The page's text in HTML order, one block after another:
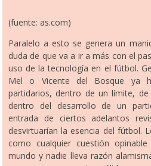
(fuente: as.com)
Paralelo a esto se genera un
duda de que va a ir a más con el
uso de la tecnología en el fútbol.
Mel o Vicente del Bosque ya
partidarios, dentro de un límite,
dentro del desarrollo de un
entrada de ciertos adelantos
desvirtuarían la esencia del fútbol.
como cualquier cuestión
mundo y nadie lleva razón